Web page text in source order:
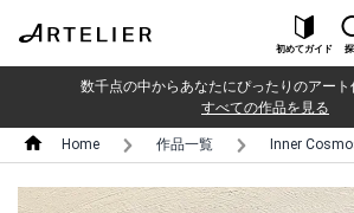
初めてガイド
数千点の中からあなたにぴったりのアー
すべての作品を見る
Home 作品一覧 Inner